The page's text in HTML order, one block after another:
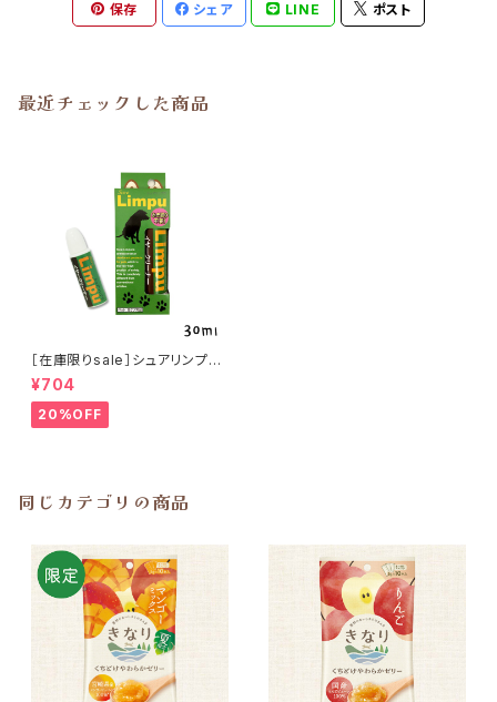
保存 シェア LINE ポスト
最近チェックした商品
［在庫限りsale］シュアリンプウ
イヤークリーナー 30ml
¥704
20%OFF
同じカテゴリの商品